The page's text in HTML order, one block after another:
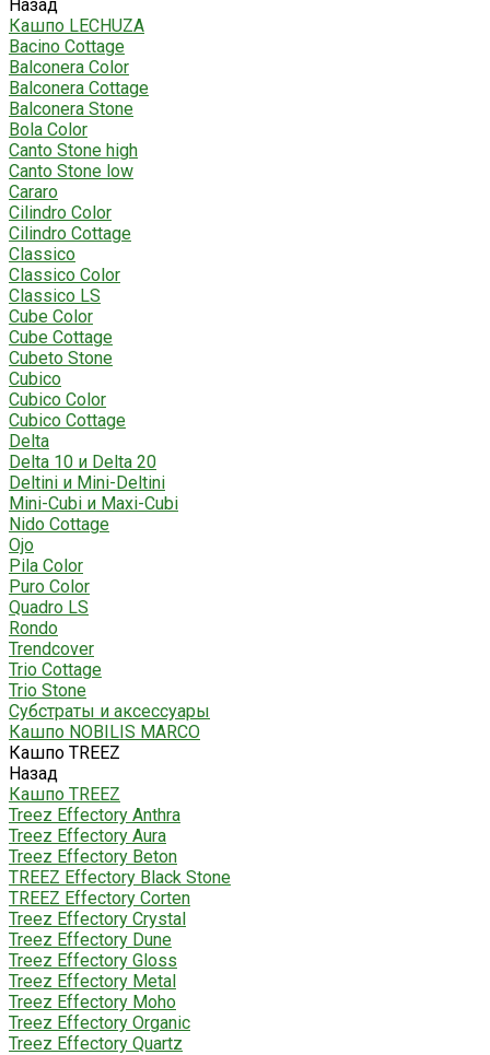
Назад
Кашпо LECHUZA
Bacino Cottage
Balconera Color
Balconera Cottage
Balconera Stone
Bola Color
Canto Stone high
Canto Stone low
Cararo
Cilindro Color
Cilindro Cottage
Classico
Classico Color
Classico LS
Cube Color
Cube Cottage
Cubeto Stone
Cubico
Cubico Color
Cubico Cottage
Delta
Delta 10 и Delta 20
Deltini и Mini-Deltini
Mini-Cubi и Maxi-Cubi
Nido Cottage
Ojo
Pila Color
Puro Color
Quadro LS
Rondo
Trendcover
Trio Cottage
Trio Stone
Субстраты и аксессуары
Кашпо NOBILIS MARCO
Кашпо TREEZ
Назад
Кашпо TREEZ
Treez Effectory Anthra
Treez Effectory Aura
Treez Effectory Beton
TREEZ Effectory Black Stone
TREEZ Effectory Corten
Treez Effectory Crystal
Treez Effectory Dune
Treez Effectory Gloss
Treez Effectory Metal
Treez Effectory Moho
Treez Effectory Organic
Treez Effectory Quartz